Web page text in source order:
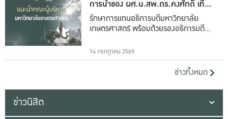
การนำของ ผศ.น.สพ.ดร.คงศักดิ์ เที่ยง
ธรรม
รักษาการแทนอธิการบดีมหาวิทยาลัย
เกษตรศาสตร์ พร้อมด้วยรองอธิการบดีทั้ง
14 กรกฎาคม 2569
ข่าวทั้งหมด
ข่าวนิสิต